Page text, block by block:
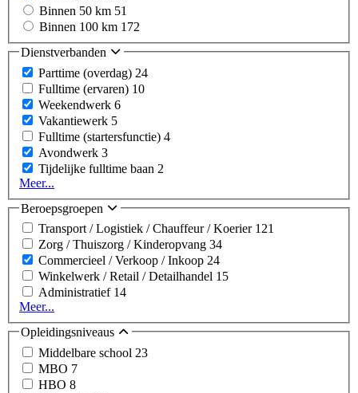
Binnen 50 km 51
Binnen 100 km 172
Dienstverbanden
Parttime (overdag) 24
Fulltime (ervaren) 10
Weekendwerk 6
Vakantiewerk 5
Fulltime (startersfunctie) 4
Avondwerk 3
Tijdelijke fulltime baan 2
Meer...
Beroepsgroepen
Transport / Logistiek / Chauffeur / Koerier 121
Zorg / Thuiszorg / Kinderopvang 34
Commercieel / Verkoop / Inkoop 24
Winkelwerk / Retail / Detailhandel 15
Administratief 14
Meer...
Opleidingsniveaus
Middelbare school 23
MBO 7
HBO 8